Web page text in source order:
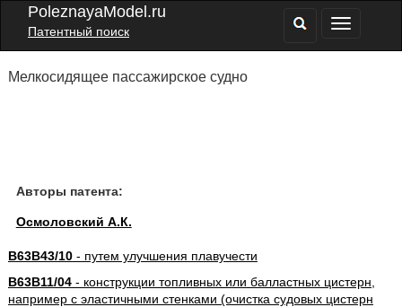
PoleznayaModel.ru
Патентный поиск
Мелкосидящее пассажирское судно
Авторы патента:
Осмоловский А.К.
B63B43/10- путем улучшения плавучести
B63B11/04- конструкции топливных или балластных цистерн,
например с эластичными стенками (очистка судовых цистерн